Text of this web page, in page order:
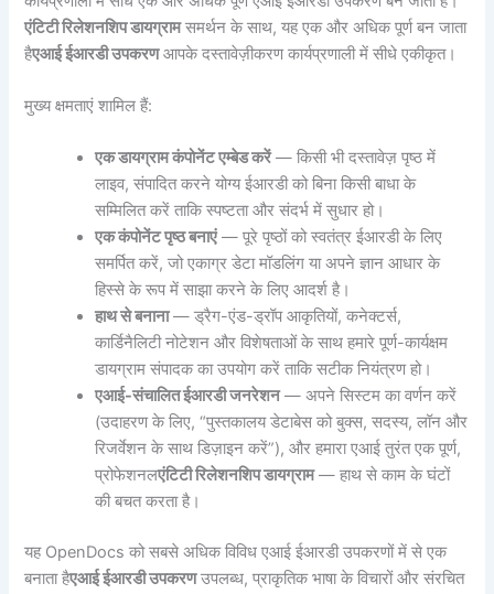
एंटिटी रिलेशनशिप डायग्रामसमर्थन के साथ, यह एक और अधिक पूर्ण बन जाता
हैएआई ईआरडी उपकरणआपके दस्तावेज़ीकरण कार्यप्रणाली में सीधे एकीकृत।
मुख्य क्षमताएं शामिल हैं:
एक डायग्राम कंपोनेंट एम्बेड करें— किसी भी दस्तावेज़ पृष्ठ में
लाइव, संपादित करने योग्य ईआरडी को बिना किसी बाधा के
सम्मिलित करें ताकि स्पष्टता और संदर्भ में सुधार हो।
एक कंपोनेंट पृष्ठ बनाएं— पूरे पृष्ठों को स्वतंत्र ईआरडी के लिए
समर्पित करें, जो एकाग्र डेटा मॉडलिंग या अपने ज्ञान आधार के
हिस्से के रूप में साझा करने के लिए आदर्श है।
हाथ से बनाना— ड्रैग-एंड-ड्रॉप आकृतियों, कनेक्टर्स,
कार्डिनैलिटी नोटेशन और विशेषताओं के साथ हमारे पूर्ण-कार्यक्षम
डायग्राम संपादक का उपयोग करें ताकि सटीक नियंत्रण हो।
एआई-संचालित ईआरडी जनरेशन— अपने सिस्टम का वर्णन करें
(उदाहरण के लिए, “पुस्तकालय डेटाबेस को बुक्स, सदस्य, लॉन और
रिजर्वेशन के साथ डिज़ाइन करें”), और हमारा एआई तुरंत एक पूर्ण,
प्रोफेशनलएंटिटी रिलेशनशिप डायग्राम— हाथ से काम के घंटों
की बचत करता है।
यह OpenDocs को सबसे अधिक विविध एआई ईआरडी उपकरणों में से एक
बनाता हैएआई ईआरडी उपकरणउपलब्ध, प्राकृतिक भाषा के विचारों और संरचित